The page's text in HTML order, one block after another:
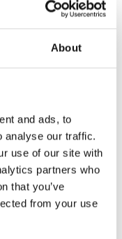
About
and ads, to
analyse our traffic.
use of our site with
partners who
that you’ve
from your use
TEJ